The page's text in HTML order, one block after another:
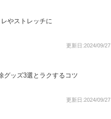
やストレッチに
更新日:2024/09/27
グッズ3選とラクするコツ
更新日:2024/09/27